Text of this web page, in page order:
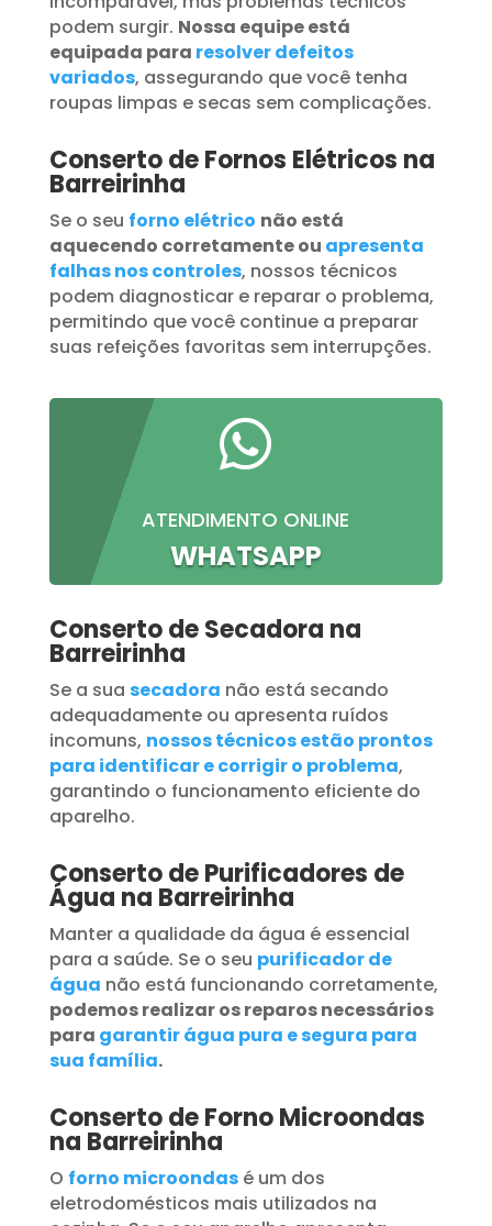
podem surgir. Nossa equipe está
equipada para resolver defeitos
variados, assegurando que você tenha
roupas limpas e secas sem complicações.
Conserto de Fornos Elétricos na
Barreirinha
Se o seu forno elétrico não está
aquecendo corretamente ou apresenta
falhas nos controles, nossos técnicos
podem diagnosticar e reparar o problema,
permitindo que você continue a preparar
suas refeições favoritas sem interrupções.

ATENDIMENTO ONLINE
WHATSAPP
Conserto de Secadora na
Barreirinha
Se a sua secadora não está secando
adequadamente ou apresenta ruídos
incomuns, nossos técnicos estão prontos
para identificar e corrigir o problema,
garantindo o funcionamento eficiente do
aparelho.
Conserto de Purificadores de
Água na Barreirinha
Manter a qualidade da água é essencial
para a saúde. Se o seu purificador de
água não está funcionando corretamente,
podemos realizar os reparos necessários
para garantir água pura e segura para
sua família.
Conserto de Forno Microondas
na Barreirinha
O forno microondasé um dos
eletrodomésticos mais utilizados na